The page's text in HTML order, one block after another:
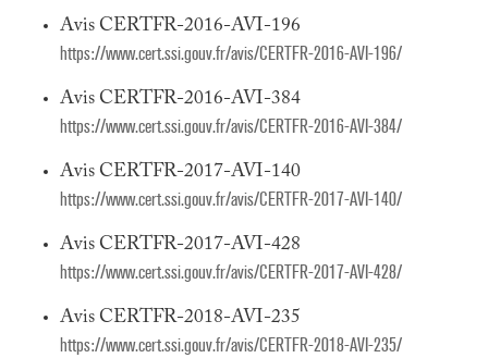
Avis CERTFR-2016-AVI-196
https://www.cert.ssi.gouv.fr/avis/CERTFR-2016-AVI-196/
Avis CERTFR-2016-AVI-384
https://www.cert.ssi.gouv.fr/avis/CERTFR-2016-AVI-384/
Avis CERTFR-2017-AVI-140
https://www.cert.ssi.gouv.fr/avis/CERTFR-2017-AVI-140/
Avis CERTFR-2017-AVI-428
https://www.cert.ssi.gouv.fr/avis/CERTFR-2017-AVI-428/
Avis CERTFR-2018-AVI-235
https://www.cert.ssi.gouv.fr/avis/CERTFR-2018-AVI-235/